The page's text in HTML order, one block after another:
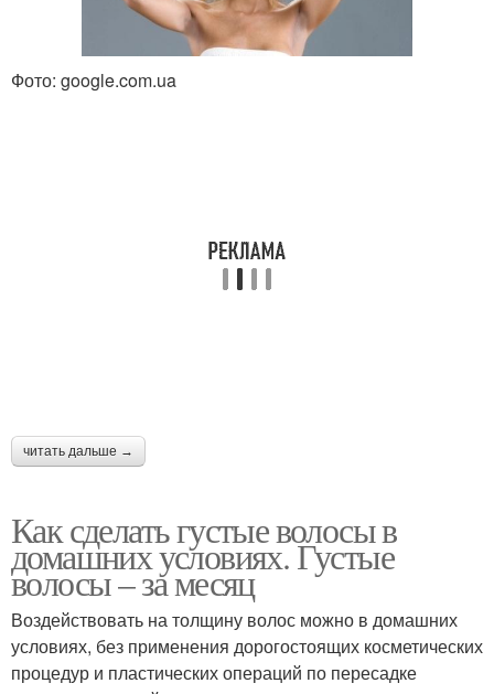
Фото: google.com.ua
читать дальше →
Как сделать густые волосы в
домашних условиях. Густые
волосы – за месяц
Воздействовать на толщину волос можно в домашних
условиях, без применения дорогостоящих косметических
процедур и пластических операций по пересадке